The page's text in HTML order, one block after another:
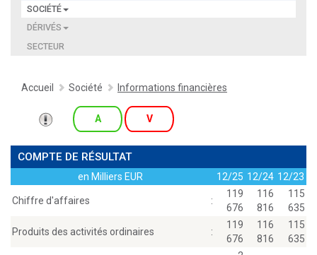
SOCIÉTÉ
DÉRIVÉS
SECTEUR
Accueil Société Informations financières
A V
COMPTE DE RÉSULTAT
en Milliers EUR 12/25 12/24 12/23
Chiffre d'affaires :
119
676
116
816
115
635
Produits des activités ordinaires :
119
676
116
816
115
635